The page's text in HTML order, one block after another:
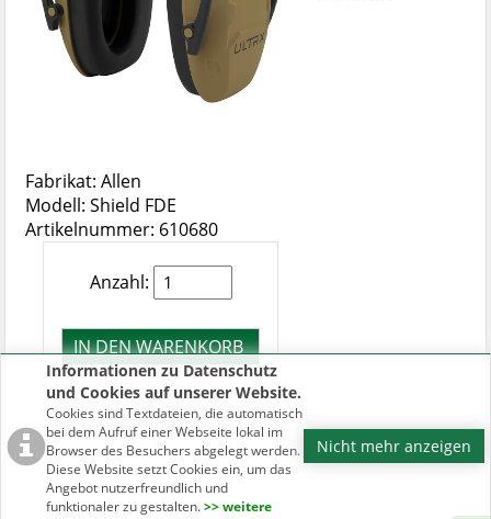
Informationen zu Datenschutz
und Cookies auf unserer Website.
Cookies sind Textdateien, die automatisch
bei dem Aufruf einer Webseite lokal im
Browser des Besuchers abgelegt werden.
Diese Website setzt Cookies ein, um das
Angebot nutzerfreundlich und
funktionaler zu gestalten.>> weitere
Nicht mehr anzeigen
Fabrikat: Allen
Modell: Shield FDE
Artikelnummer: 610680
Anzahl: